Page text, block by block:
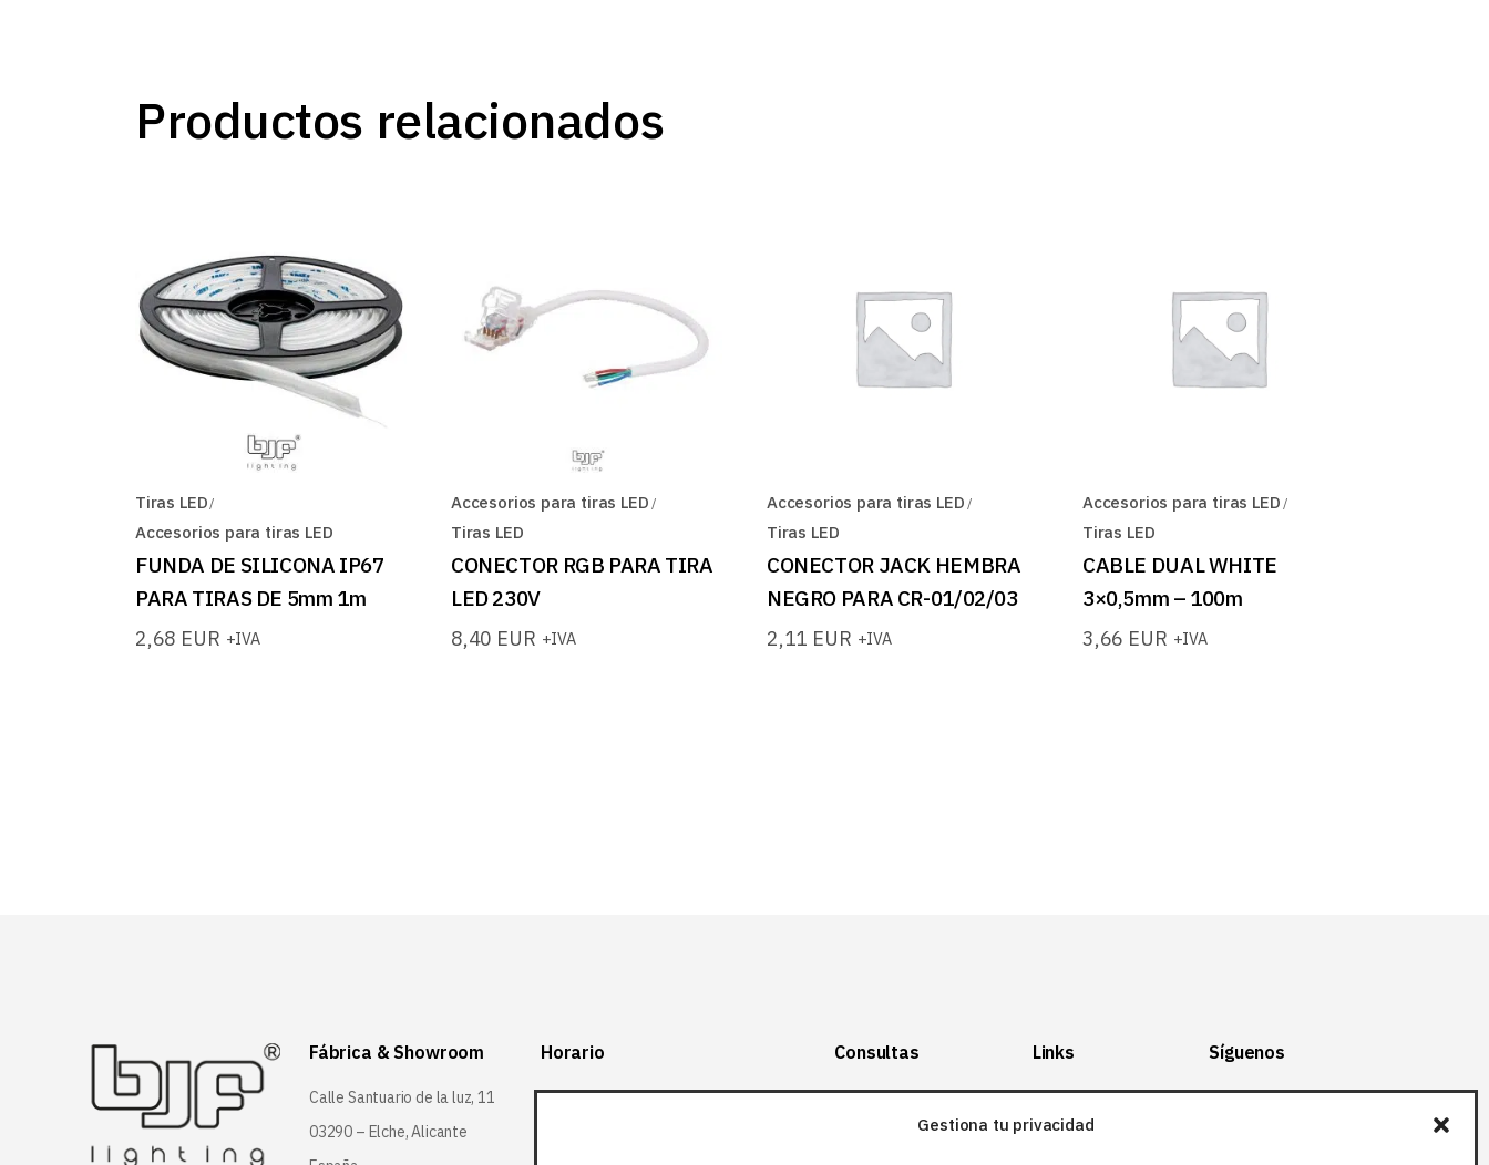
Gestiona tu privacidad
Productos relacionados
Tiras LED
Accesorios para tiras LED
FUNDA DE SILICONA IP67
PARA TIRAS DE 5mm 1m
2,68 EUR +IVA
Accesorios para tiras LED
Tiras LED
CONECTOR RGB PARA TIRA
LED 230V
8,40 EUR +IVA
Accesorios para tiras LED
Tiras LED
CONECTOR JACK HEMBRA
NEGRO PARA CR-01/02/03
2,11 EUR +IVA
Accesorios para tiras LED
Tiras LED
CABLE DUAL WHITE
3×0,5mm – 100m
3,66 EUR +IVA
Fábrica & Showroom
Calle Santuario de la luz, 11
03290 – Elche, Alicante
Horario
Lunes-Viernes:
Consultas
+34 966 28 88
Links
Mapa del Sitio
Aviso legal
Síguenos
Facebook